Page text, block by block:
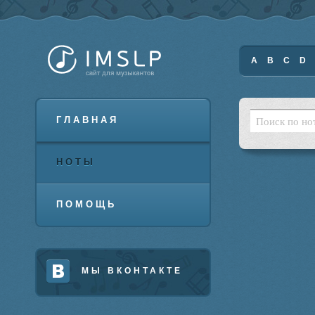
ГЛАВНАЯ
НОТЫ
ПОМОЩЬ
МЫ ВКОНТАКТЕ
A B C D